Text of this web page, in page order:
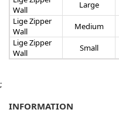
Wall
Large
Lige Zipper
Wall
Medium
Lige Zipper
Wall
Small
;
INFORMATION